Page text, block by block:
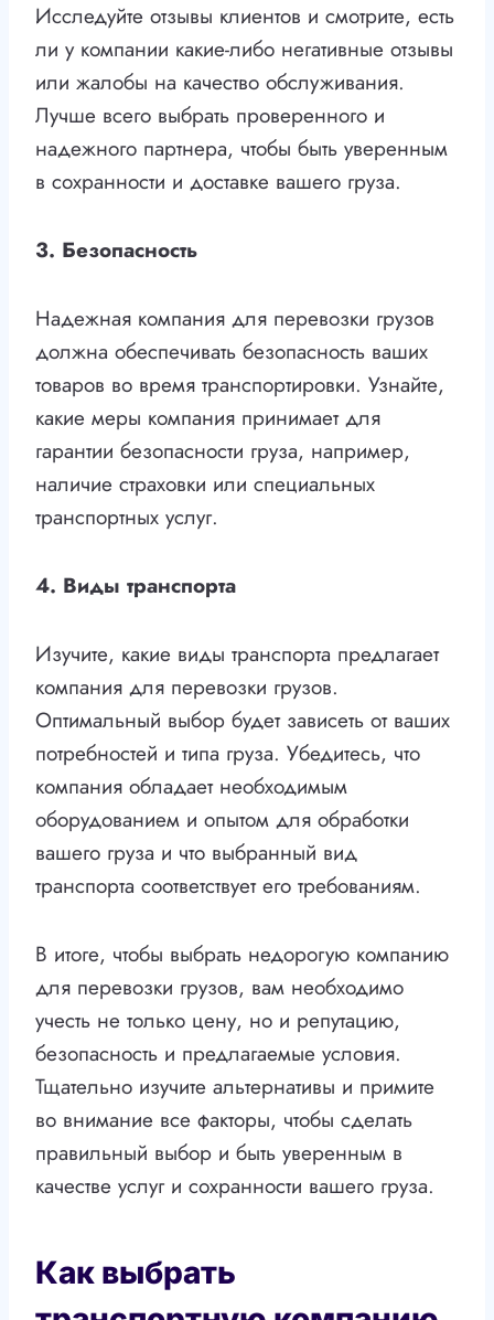
Исследуйте отзывы клиентов и смотрите, есть
ли у компании какие-либо негативные отзывы
или жалобы на качество обслуживания.
Лучше всего выбрать проверенного и
надежного партнера, чтобы быть уверенным
в сохранности и доставке вашего груза.
3. Безопасность
Надежная компания для перевозки грузов
должна обеспечивать безопасность ваших
товаров во время транспортировки. Узнайте,
какие меры компания принимает для
гарантии безопасности груза, например,
наличие страховки или специальных
транспортных услуг.
4. Виды транспорта
Изучите, какие виды транспорта предлагает
компания для перевозки грузов.
Оптимальный выбор будет зависеть от ваших
потребностей и типа груза. Убедитесь, что
компания обладает необходимым
оборудованием и опытом для обработки
вашего груза и что выбранный вид
транспорта соответствует его требованиям.
В итоге, чтобы выбрать недорогую компанию
для перевозки грузов, вам необходимо
учесть не только цену, но и репутацию,
безопасность и предлагаемые условия.
Тщательно изучите альтернативы и примите
во внимание все факторы, чтобы сделать
правильный выбор и быть уверенным в
качестве услуг и сохранности вашего груза.
Как выбрать